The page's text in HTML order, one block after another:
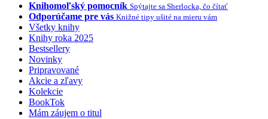
Knihomoľský pomocník Spýtajte sa Sherlocka, čo čítať
Odporúčame pre vás Knižné tipy ušité na mieru vám
Všetky knihy
Knihy roka 2025
Bestsellery
Novinky
Pripravované
Akcie a zľavy
Kolekcie
BookTok
Mám záujem o titul